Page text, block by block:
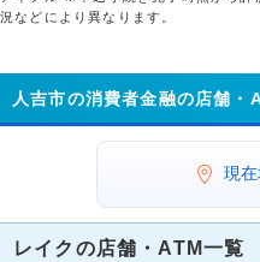
況などにより異なります。
人吉市の消費者金融の店舗・
現
レイクの店舗・ATM一覧